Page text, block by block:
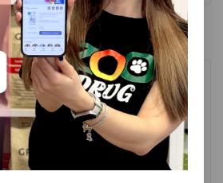
каждый день для собак Колбаски из
баранины 125 г